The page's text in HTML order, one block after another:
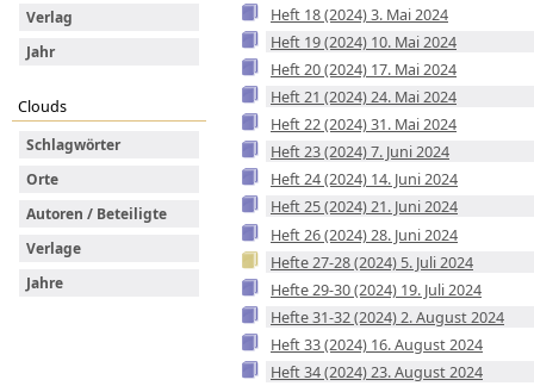
Verlag
Jahr
Clouds
Schlagwörter
Orte
Autoren / Beteiligte
Verlage
Jahre
Heft 18 (2024) 3. Mai 2024
Heft 19 (2024) 10. Mai 2024
Heft 20 (2024) 17. Mai 2024
Heft 21 (2024) 24. Mai 2024
Heft 22 (2024) 31. Mai 2024
Heft 23 (2024) 7. Juni 2024
Heft 24 (2024) 14. Juni 2024
Heft 25 (2024) 21. Juni 2024
Heft 26 (2024) 28. Juni 2024
Hefte 27-28 (2024) 5. Juli 2024
Hefte 29-30 (2024) 19. Juli 2024
Hefte 31-32 (2024) 2. August 2024
Heft 33 (2024) 16. August 2024
Heft 34 (2024) 23. August 2024